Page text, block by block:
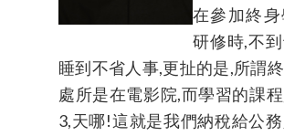
在參加終
研修時,不
睡到不省人事,更扯的是,所謂
處所是在電影院,而學習的課
3,天哪!這就是我們納稅給公